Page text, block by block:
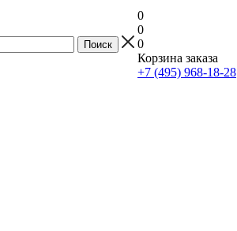
0
0
0
Корзина заказа
+7 (495) 968-18-28